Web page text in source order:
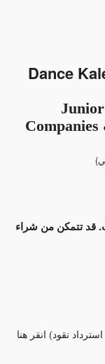
*Dance
قد تتمكن من شراء
نقود) انقر هنا